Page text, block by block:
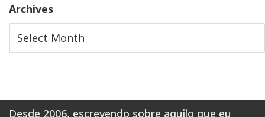
Archives
Desde 2006, escrevendo sobre aquilo que eu